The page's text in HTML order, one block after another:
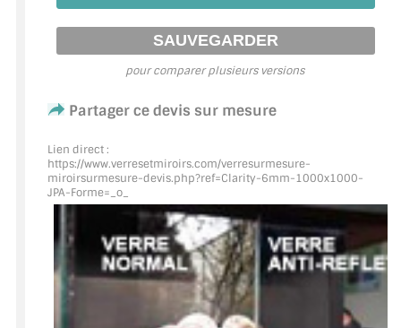
ACCESSOIRES & QUINCAILLERIE
CATALOGUE DE PROFILS ET FIXATION DU
LES PROFILS PAROI DE VERRE
VITRINE EN VERRE
CONNECTEURS ET ASSEMBLAGE DE VERRES
PLATS ET CORNIÈRES
pour comparer plusieurs versions
Partager ce devis sur mesure
Lien direct :
https://www.verresetmiroirs.com/verresurmesure-
miroirsurmesure-devis.php?ref=Clarity-6mm-1000x1000-
JPA-Forme=_o_